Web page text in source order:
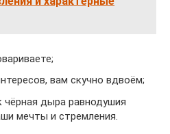
вам скучно вдвоём;
дыра равнодушия
мечты и стремления.